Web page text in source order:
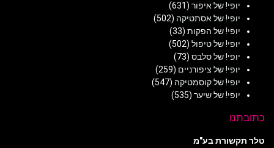
יופי! של איפור (631)
יופי! של אסתטיקה (502)
יופי! של הפקות (33)
יופי! של טיפול (502)
יופי! של סלבס (73)
יופי! של ציפורניים (259)
יופי! של קוסמטיקה (547)
יופי! של שיער (535)
כתובתנו
טלר תקשורת בע"מ